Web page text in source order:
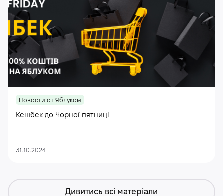
Новости от Яблуком
Кешбек до Чорної пятниці
31.10.2024
Дивитись всі матеріали